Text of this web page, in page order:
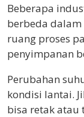
Beberapa
berbeda dalam
ruang proses
penyimpanan
Perubahan
kondisi lantai.
bisa retak atau